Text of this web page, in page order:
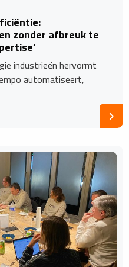
zonder afbreuk te
industrieën hervormt
automatiseert,